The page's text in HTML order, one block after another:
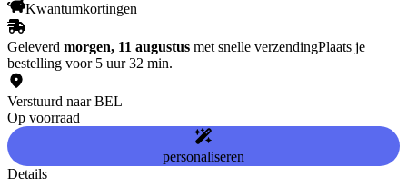
Kwantumkortingen
Geleverd morgen, 11 augustus met snelle verzendingPlaats je
bestelling voor 5 uur 32 min.
Verstuurd naar BEL
Op voorraad
personaliseren
Details